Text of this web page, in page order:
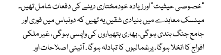
“خصوصی حیثیت” اور زیادہ خودمختاری دینے کی دفعات شامل تھیں۔
مینسک معاہدے میں بنیادی شقیں یہ تھیں کہ دونباس میں فوری اور
جامع جنگ بندی ہوگی، بھاری ہتھیاروں کی واپسی ہوگی، غیر ملکی
افواج کا انخلا ہوگا، یرغمالیوں کا تبادلہ ہوگا، آئینی اصلاحات اور